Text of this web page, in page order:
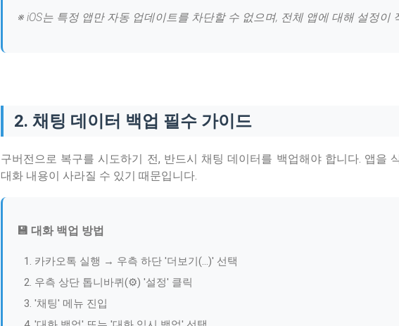
※ iOS는 특정 앱만 자동 업데이트를 차단할 수 없으며, 전체 앱에 대해 설정이
2. 채팅 데이터 백업 필수 가이드
구버전으로 복구를 시도하기 전, 반드시 채팅 데이터를 백업해야 합니다. 앱을
대화 내용이 사라질 수 있기 때문입니다.
💾 대화 백업 방법
카카오톡 실행 → 우측 하단 '더보기(…)' 선택
우측 상단 톱니바퀴(⚙️) '설정' 클릭
'채팅' 메뉴 진입